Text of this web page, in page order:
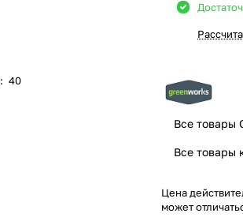
: 40
Все товары
Все товары
Цена
может